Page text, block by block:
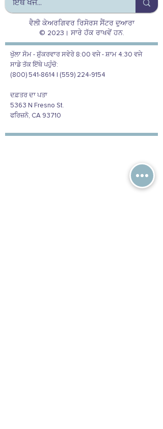
ਵੈਲੀ ਕੇਅਰਗਿਵਰ ਰਿਸੋਰਸ ਸੈਂਟਰ ਦੁਆਰਾ
© 2023। ਸਾਰੇ ਹੱਕ ਰਾਖਵੇਂ ਹਨ.
ਖੁੱਲਾ ਸੋਮ - ਸ਼ੁੱਕਰਵਾਰ ਸਵੇਰੇ 8:00 ਵਜੇ - ਸ਼ਾਮ 4:30 ਵਜੇ
ਸਾਡੇ ਤੱਕ ਇੱਥੇ ਪਹੁੰਚੋ:
(800) 541-8614 | (559) 224-9154
ਦਫ਼ਤਰ ਦਾ ਪਤਾ
5363 N Fresno St.
ਫਰਿਜ਼ਨੋ, CA 93710